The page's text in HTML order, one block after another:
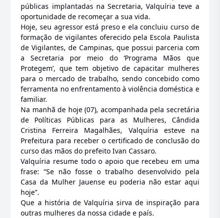
públicas implantadas na Secretaria, Valquíria teve a
oportunidade de recomeçar a sua vida.
Hoje, seu agressor está preso e ela concluiu curso de
formação de vigilantes oferecido pela Escola Paulista
de Vigilantes, de Campinas, que possui parceria com
a Secretaria por meio do ‘Programa Mãos que
Protegem’, que tem objetivo de capacitar mulheres
para o mercado de trabalho, sendo concebido como
ferramenta no enfrentamento à violência doméstica e
familiar.
Na manhã de hoje (07), acompanhada pela secretária
de Políticas Públicas para as Mulheres, Cândida
Cristina Ferreira Magalhães, Valquíria esteve na
Prefeitura para receber o certificado de conclusão do
curso das mãos do prefeito Ivan Cassaro.
Valquíria resume todo o apoio que recebeu em uma
frase: “Se não fosse o trabalho desenvolvido pela
Casa da Mulher Jauense eu poderia não estar aqui
hoje”.
Que a história de Valquíria sirva de inspiração para
outras mulheres da nossa cidade e país.